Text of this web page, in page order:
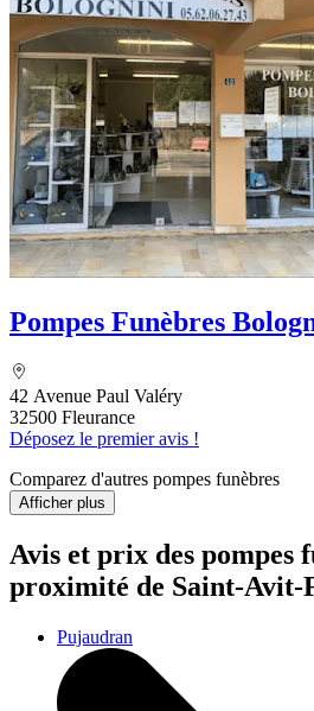
Pompes Funèbres
42 Avenue Paul Valéry
32500 Fleurance
Déposez le premier avis !
Comparez d'autres pompes funèbres
Afficher plus
Avis et prix des pompes
proximité de Saint-Avit-
Pujaudran